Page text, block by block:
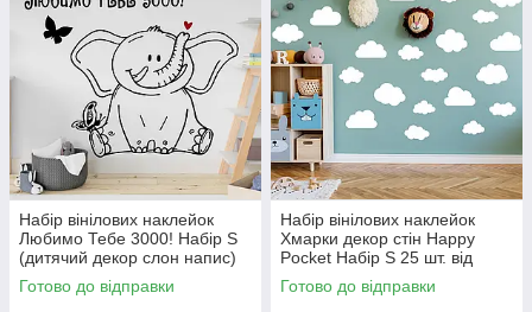
Набір вінілових наклейок
Любимо Тебе 3000! Набір S
(дитячий декор слон напис)
Happy Pocket Чорний
матовий
Готово до відправки
Набір вінілових наклейок
Хмарки декор стін Happy
Pocket Набір S 25 шт. від
85х55мм до 128х93мм білий
матовий
Готово до відправки